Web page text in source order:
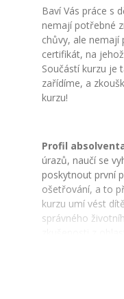
Baví Vás práce s
nemají potřebné
chůvy, ale nemají
certifikát, na
Součástí kurzu je
zařídíme, a
kurzu!
Profil
úrazů, naučí se
poskytnout první
ošetřování, a to
kurzu umí vést
správného
sestavování
práce s ohledem